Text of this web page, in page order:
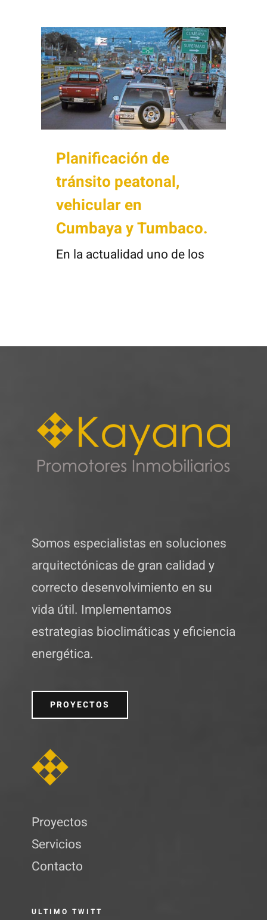
Planificación de
tránsito peatonal,
vehicular en
Cumbaya y Tumbaco.
En la actualidad uno de los
Somos especialistas en soluciones
arquitectónicas de gran calidad y
correcto desenvolvimiento en su
vida útil. Implementamos
estrategias bioclimáticas y eficiencia
energética.
PROYECTOS
Proyectos
Servicios
Contacto
ULTIMO TWITT